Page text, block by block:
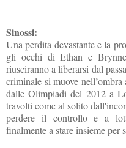
Sinossi:
Una perdita devastante e la
gli occhi di Ethan e
riusciranno a liberarsi dal
criminale si muove
dalle Olimpiadi del 2012 a
travolti come al solito
perdere il controllo e a
finalmente a stare insieme per